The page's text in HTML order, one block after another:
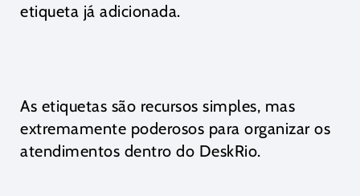
etiqueta já adicionada.
As etiquetas são recursos simples, mas
extremamente poderosos para organizar os
atendimentos dentro do DeskRio.